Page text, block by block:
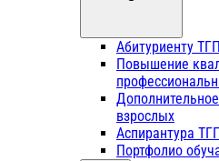
Абитуриенту
Повышение
взрослых
Аспирантура
Портфолио